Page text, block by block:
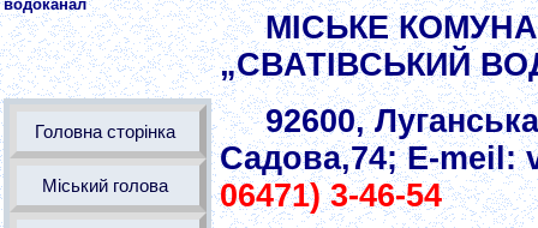
водоканал
Головна сторінка
Міський голова
МІСЬКЕ
„СВАТІВСЬКИЙ
92600,
Садова,74; E-meil:
06471) 3-46-54